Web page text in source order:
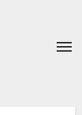
content